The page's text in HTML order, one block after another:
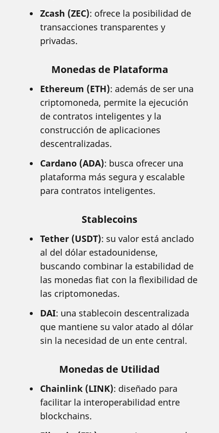
Zcash (ZEC): ofrece la posibilidad de
transacciones transparentes y
privadas.
Monedas de Plataforma
Ethereum (ETH): además de ser una
criptomoneda, permite la ejecución
de contratos inteligentes y la
construcción de aplicaciones
descentralizadas.
Cardano (ADA): busca ofrecer una
plataforma más segura y escalable
para contratos inteligentes.
Stablecoins
Tether (USDT): su valor está anclado
al del dólar estadounidense,
buscando combinar la estabilidad de
las monedas fiat con la flexibilidad de
las criptomonedas.
DAI: una stablecoin descentralizada
que mantiene su valor atado al dólar
sin la necesidad de un ente central.
Monedas de Utilidad
Chainlink (LINK): diseñado para
facilitar la interoperabilidad entre
blockchains.